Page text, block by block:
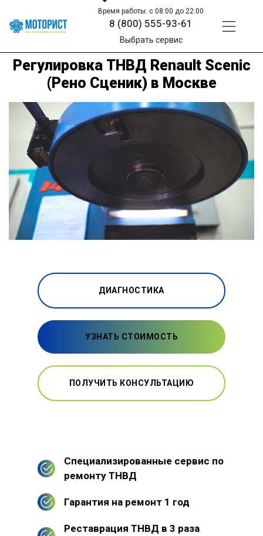
Время работы: с 08:00 до 22:00
8 (800) 555-93-61
Выбрать сервис
Регулировка ТНВД Renault Scenic
(Рено Сценик) в Москве
ДИАГНОСТИКА
УЗНАТЬ СТОИМОСТЬ
ПОЛУЧИТЬ КОНСУЛЬТАЦИЮ
Специализированные сервис по
ремонту ТНВД
Гарантия на ремонт 1 год
Реставрация ТНВД в 3 раза